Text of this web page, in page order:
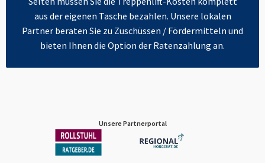
aus der eigenen Tasche bezahlen. Unsere lokalen
Partner beraten Sie zu Zuschüssen / Fördermitteln und
bieten Ihnen die Option der Ratenzahlung an.
Unsere Partnerportal